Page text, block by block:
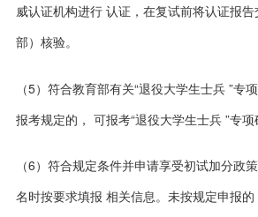
威认证机构进行 认证，在复试前将认证报
部）核验。
（5）符合教育部有关“退役大学生士兵 ”专
报考规定的， 可报考“退役大学生士兵 ”专项
（6）符合规定条件并申请享受初试加分政
名时按要求填报 相关信息。未按规定申报